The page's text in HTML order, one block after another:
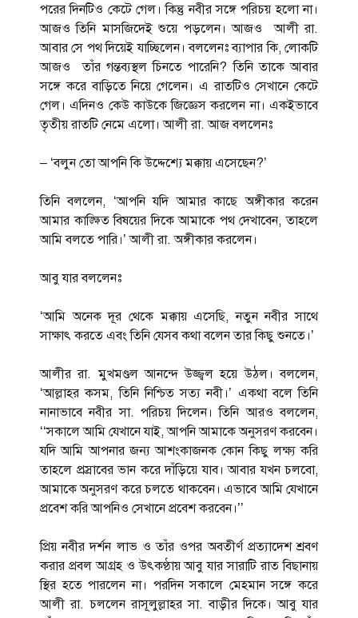
পরের দিনটিও কেটে গেল। কিন্তু নবীর সঙ্গে পরিচয় হলো না।
আজও তিনি মাসজিদেই শুয়ে পড়লেন। আজও আলী রা.
আবার সে পথ দিয়েই যাচ্ছিলেন। বললেনঃ ব্যাপার কি, লোকটি
আজও তাঁর গন্তব্যস্থল চিনতে পারেনি? তিনি তাকে আবার
সঙ্গে করে বাড়িতে নিয়ে গেলেন। এ রাতটিও সেখানে কেটে
গেল। এদিনও কেউ কাউকে জিজ্ঞেস করলেন না। একইভাবে
তৃতীয় রাতটি নেমে এলো। আলী রা. আজ বললেনঃ
– ‘বলুন তো আপনি কি উদ্দেশ্যে মক্কায় এসেছেন?’
তিনি বললেন, ‘আপনি যদি আমার কাছে অঙ্গীকার করেন
আমার কাঙ্ক্ষিত বিষয়ের দিকে আমাকে পথ দেখাবেন, তাহলে
আমি বলতে পারি।’ আলী রা. অঙ্গীকার করলেন।
আবু যার বললেনঃ
‘আমি অনেক দূর থেকে মক্কায় এসেছি, নতুন নবীর সাথে
সাক্ষাৎ করতে এবং তিনি যেসব কথা বলেন তার কিছু শুনতে।’
আলীর রা. মুখমণ্ডল আনন্দে উজ্জ্বল হয়ে উঠল। বললেন,
‘আল্লাহর কসম, তিনি নিশ্চিত সত্য নবী।’ একথা বলে তিনি
নানাভাবে নবীর সা. পরিচয় দিলেন। তিনি আরও বললেন,
‘‘সকালে আমি যেখানে যাই, আপনি আমাকে অনুসরণ করবেন।
যদি আমি আপনার জন্য আশংকাজনক কোন কিছু লক্ষ্য করি
তাহলে প্রস্রাবের ভান করে দাঁড়িয়ে যাব। আবার যখন চলবো,
আমাকে অনুসরণ করে চলতে থাকবেন। এভাবে আমি যেখানে
প্রবেশ করি আপনিও সেখানে প্রবেশ করবেন।’’
প্রিয় নবীর দর্শন লাভ ও তাঁর ওপর অবতীর্ণ প্রত্যাদেশ শ্রবণ
করার প্রবল আগ্রহ ও উৎকণ্ঠায় আবু যার সারাটি রাত বিছানায়
স্থির হতে পারলেন না। পরদিন সকালে মেহমান সঙ্গে করে
আলী রা. চললেন রাসূলুল্লাহর সা. বাড়ীর দিকে। আবু যার